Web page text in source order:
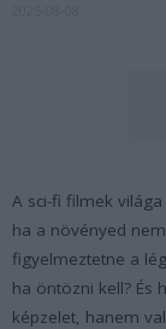
A sci-fi filmek
ha a növényed
figyelmeztetne a
ha öntözni kell? És
képzelet, hanem